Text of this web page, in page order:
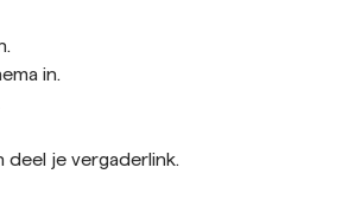
in.
je vergaderlink.